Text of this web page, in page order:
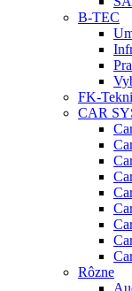
B-TEC
FK-
CAR
Rôzne